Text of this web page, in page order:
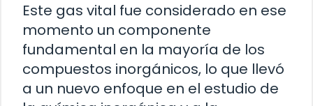
Este gas vital fue considerado en ese
momento un componente
fundamental en la mayoría de los
compuestos inorgánicos, lo que llevó
a un nuevo enfoque en el estudio de